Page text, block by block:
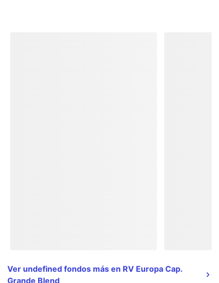
Ver undefined fondos más en RV Europa Cap.
Grande Blend